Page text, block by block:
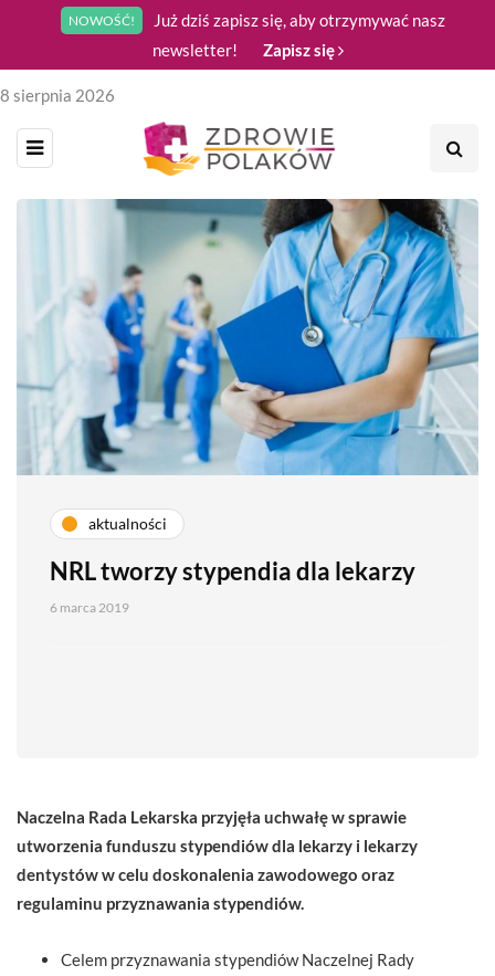
NOWOŚĆ!
Już dziś zapisz się, aby otrzymywać nasz
newsletter!
Zapisz się
8 sierpnia 2026
aktualności
NRL tworzy stypendia dla lekarzy
6 marca 2019
Naczelna Rada Lekarska przyjęła uchwałę w sprawie
utworzenia funduszu stypendiów dla lekarzy i lekarzy
dentystów w celu doskonalenia zawodowego oraz
regulaminu przyznawania stypendiów.
Celem przyznawania stypendiów Naczelnej Rady